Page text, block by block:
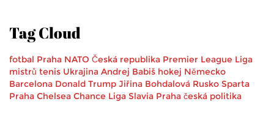
Tag Cloud
fotbal Praha NATO Česká republika Premier League Liga
mistrů tenis Ukrajina Andrej Babiš hokej Německo
Barcelona Donald Trump Jiřina Bohdalová Rusko Sparta
Praha Chelsea Chance Liga Slavia Praha česká politika